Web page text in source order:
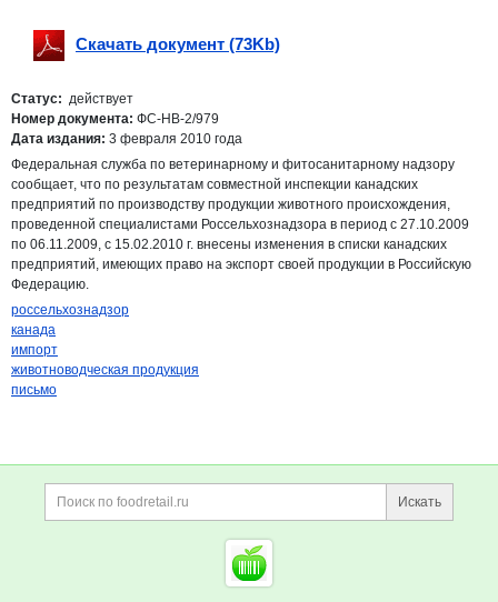
Скачать документ (73Kb)
Статус: действует
Номер документа: ФС-НВ-2/979
Дата издания: 3 февраля 2010 года
Федеральная служба по ветеринарному и фитосанитарному надзору
сообщает, что по результатам совместной инспекции канадских
предприятий по производству продукции животного происхождения,
проведенной специалистами Россельхознадзора в период с 27.10.2009
по 06.11.2009, с 15.02.2010 г. внесены изменения в списки канадских
предприятий, имеющих право на экспорт своей продукции в Российскую
Федерацию.
россельхознадзор
канада
импорт
животноводческая продукция
письмо
Дополнительная информация
Поиск по сайту и
Искать
Cсылки на полезные
Foodretail.ru